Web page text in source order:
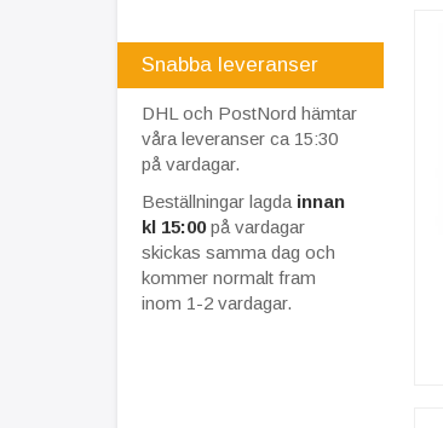
Snabba leveranser
DHL och PostNord hämtar
våra leveranser ca 15:30
på vardagar.
Beställningar lagda innan
kl 15:00på vardagar
skickas samma dag och
kommer normalt fram
inom 1-2 vardagar.